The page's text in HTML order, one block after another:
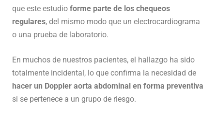
que este estudio forme parte de los chequeos
regulares, del mismo modo que un electrocardiograma
o una prueba de laboratorio.
En muchos de nuestros pacientes, el hallazgo ha sido
totalmente incidental, lo que confirma la necesidad de
hacer un Doppler aorta abdominal en forma preventiva
si se pertenece a un grupo de riesgo.